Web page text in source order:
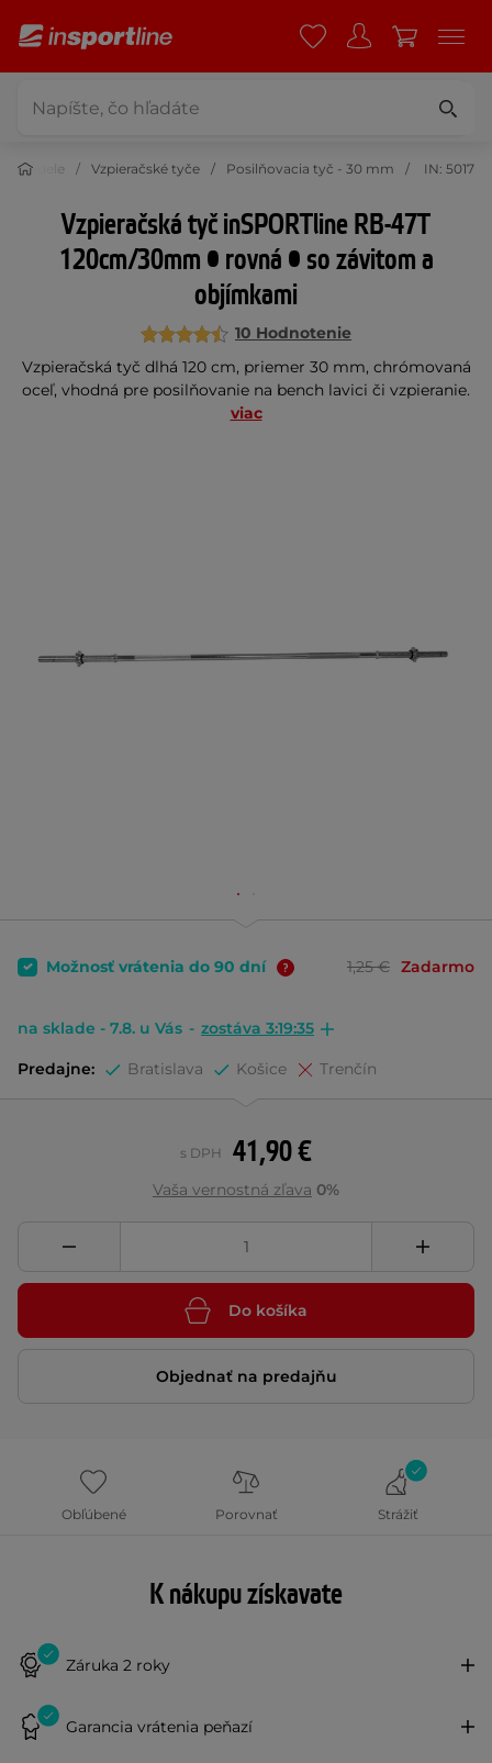
Hriadele Vzpieračské tyče Posilňovacia tyč - 30 mm IN: 5017
Vzpieračská tyč inSPORTline RB-47T
120cm/30mm • rovná • so závitom a
objímkami
10 Hodnotenie
Vzpieračská tyč dlhá 120 cm, priemer 30 mm, chrómovaná
oceľ, vhodná pre posilňovanie na bench lavici či vzpieranie.
viac
Možnosť vrátenia do 90 dní 1,25 € Zadarmo
na sklade - 7.8. u Vás - zostáva 3:19:34
Predajne: Bratislava Košice Trenčín
41,90 €
s DPH
Vaša vernostná zľava 0%
Do košíka
Objednať na predajňu
Obľúbené Porovnať Strážiť
K nákupu získavate
Záruka 2 roky
Garancia vrátenia peňazí